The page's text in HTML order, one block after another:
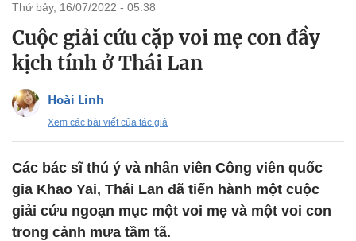
thứ bảy, 16/07/2022 - 05:38
Cuộc giải cứu cặp voi mẹ con đầy
kịch tính ở Thái Lan
Hoài Linh
Xem các bài viết của tác giả
Các bác sĩ thú ý và nhân viên Công viên quốc
gia Khao Yai, Thái Lan đã tiến hành một cuộc
giải cứu ngoạn mục một voi mẹ và một voi con
trong cảnh mưa tầm tã.